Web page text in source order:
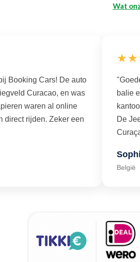
Wat
Booking Cars! De auto
Curacao, en was
waren al online
direct rijden. Zeker een
balie
De
België